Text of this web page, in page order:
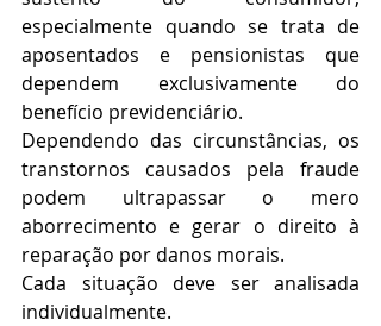
especialmente quando se trata de
aposentados e pensionistas que
dependem exclusivamente do
benefício previdenciário.
Dependendo das circunstâncias, os
transtornos causados pela fraude
podem ultrapassar o mero
aborrecimento e gerar o direito à
reparação por danos morais.
Cada situação deve ser analisada
individualmente.